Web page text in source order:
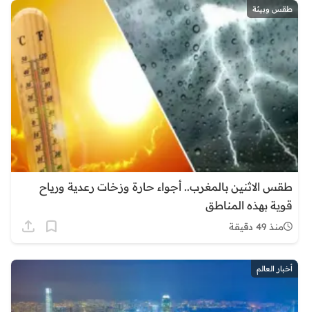
طقس وبيئة
طقس الاثنين بالمغرب.. أجواء حارة وزخات رعدية ورياح
قوية بهذه المناطق
منذ 49 دقيقة
أخبار العالم